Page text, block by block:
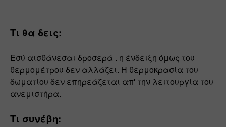
Τι θα δεις:
Εσύ αισθάνεσαι δροσερά . η ένδειξη όμως του
θερμομέτρου δεν αλλάζει. Η θερμοκρασία του
δωματίου δεν επηρεάζεται απ' την λειτουργία του
ανεμιστήρα.
Τι συνέβη: